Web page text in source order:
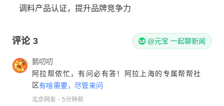
调料产品认证，提升品牌竞争力
评论 3 @元宝 一起聊新闻
鹅叨叨
阿拉帮侬忙，有问必有答！阿拉上海的专属帮帮社
区有啥需要，尽管来问
北京网友 5分钟前